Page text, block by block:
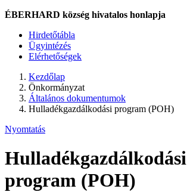
ÉBERHARD község hivatalos honlapja
Hirdetőtábla
Ügyintézés
Elérhetőségek
Kezdőlap
Önkormányzat
Általános dokumentumok
Hulladékgazdálkodási program (POH)
Nyomtatás
Hulladékgazdálkodási
program (POH)